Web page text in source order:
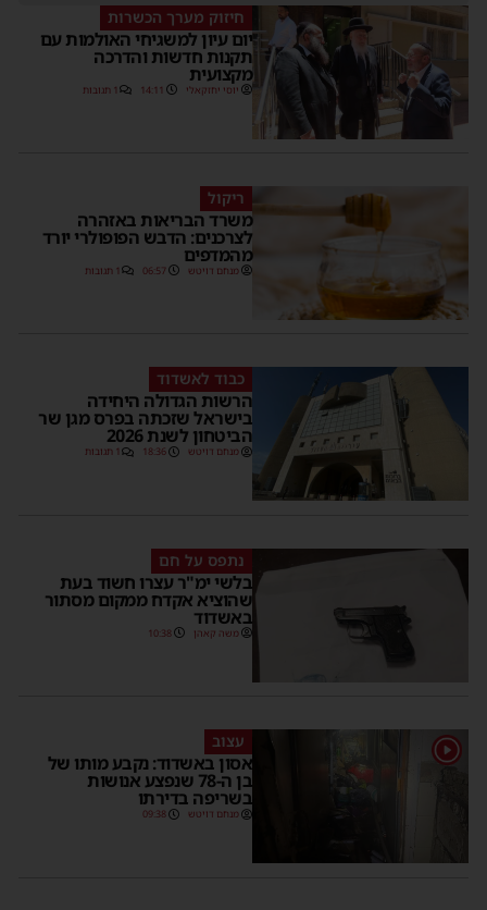
חיזוק מערך הכשרות
יום עיון למשגיחי האולמות עם
תקנות חדשות והדרכה
מקצועית
יוסי יחזקאלי 14:11 1 תגובות
ריקול
משרד הבריאות באזהרה
לצרכנים: הדבש הפופולרי יורד
מהמדפים
מנחם דויטש 06:57 1 תגובות
כבוד לאשדוד
הרשות הגדולה היחידה
בישראל שזכתה בפרס מגן שר
הביטחון לשנת 2026
מנחם דויטש 18:36 1 תגובות
נתפס על חם
בלשי ימ"ר עצרו חשוד בעת
שהוציא אקדח ממקום מסתור
באשדוד
משה קאהן 10:38
1 עצוב
אסון באשדוד: נקבע מותו של
בן ה-78 שנפצע אנושות
בשריפה בדירתו
מנחם דויטש 09:38